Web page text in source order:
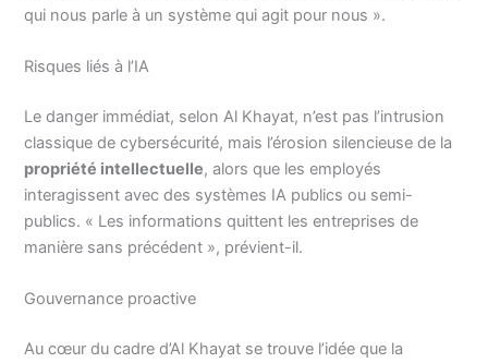
qui nous parle à un système qui agit pour nous ».
Risques liés à l’IA
Le danger immédiat, selon Al Khayat, n’est pas l’intrusion
classique de cybersécurité, mais l’érosion silencieuse de la
propriété intellectuelle, alors que les employés
interagissent avec des systèmes IA publics ou semi-
publics. « Les informations quittent les entreprises de
manière sans précédent », prévient-il.
Gouvernance proactive
Au cœur du cadre d’Al Khayat se trouve l’idée que la